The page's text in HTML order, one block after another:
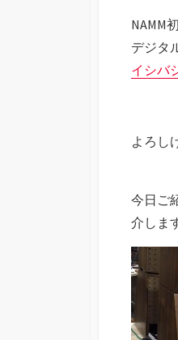
NAMM
デジタ
イシバ
よろし
今日ご
介しま